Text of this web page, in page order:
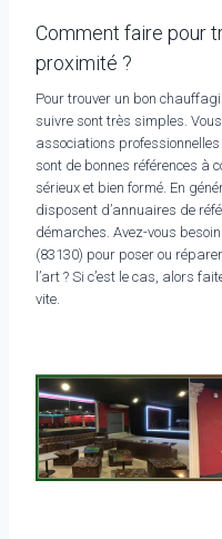
Comment faire pour
proximité ?
Pour trouver un bon
suivre sont très simples.
associations
sont de bonnes références à
sérieux et bien formé. En
disposent d’annuaires de
démarches. Avez-vous
(83130) pour poser ou
l’art ? Si c’est le cas, alors
vite.